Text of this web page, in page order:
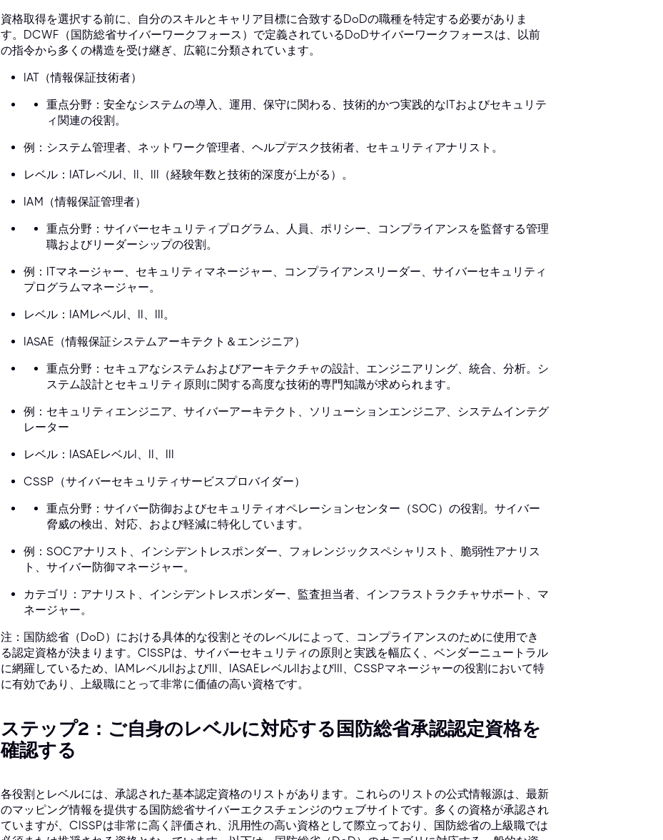
資格取得を選択する前に、自分のスキルとキャリア目標に合致するDoDの職種を特定する必要がありま
す。DCWF（国防総省サイバーワークフォース）で定義されているDoDサイバーワークフォースは、以前
の指令から多くの構造を受け継ぎ、広範に分類されています。
IAT（情報保証技術者）
重点分野：安全なシステムの導入、運用、保守に関わる、技術的かつ実践的なITおよびセキュリテ
ィ関連の役割。
例：システム管理者、ネットワーク管理者、ヘルプデスク技術者、セキュリティアナリスト。
レベル：IATレベルI、II、III（経験年数と技術的深度が上がる）。
IAM（情報保証管理者）
重点分野：サイバーセキュリティプログラム、人員、ポリシー、コンプライアンスを監督する管理
職およびリーダーシップの役割。
例：ITマネージャー、セキュリティマネージャー、コンプライアンスリーダー、サイバーセキュリティ
プログラムマネージャー。
レベル：IAMレベルI、II、III。
IASAE（情報保証システムアーキテクト＆エンジニア）
重点分野：セキュアなシステムおよびアーキテクチャの設計、エンジニアリング、統合、分析。シ
ステム設計とセキュリティ原則に関する高度な技術的専門知識が求められます。
例：セキュリティエンジニア、サイバーアーキテクト、ソリューションエンジニア、システムインテグ
レーター
レベル：IASAEレベルI、II、III
CSSP（サイバーセキュリティサービスプロバイダー）
重点分野：サイバー防御およびセキュリティオペレーションセンター（SOC）の役割。サイバー
脅威の検出、対応、および軽減に特化しています。
例：SOCアナリスト、インシデントレスポンダー、フォレンジックスペシャリスト、脆弱性アナリス
ト、サイバー防御マネージャー。
カテゴリ：アナリスト、インシデントレスポンダー、監査担当者、インフラストラクチャサポート、マ
ネージャー。
注：国防総省（DoD）における具体的な役割とそのレベルによって、コンプライアンスのために使用でき
る認定資格が決まります。CISSPは、サイバーセキュリティの原則と実践を幅広く、ベンダーニュートラル
に網羅しているため、IAMレベルIIおよびIII、IASAEレベルIIおよびIII、CSSPマネージャーの役割において特
に有効であり、上級職にとって非常に価値の高い資格です。
ステップ2：ご自身のレベルに対応する国防総省承認認定資格を
確認する
各役割とレベルには、承認された基本認定資格のリストがあります。これらのリストの公式情報源は、最新
のマッピング情報を提供する国防総省サイバーエクスチェンジのウェブサイトです。多くの資格が承認され
ていますが、CISSPは非常に高く評価され、汎用性の高い資格として際立っており、国防総省の上級職では